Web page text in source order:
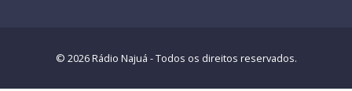
© 2026 Rádio Najuá - Todos os direitos reservados.